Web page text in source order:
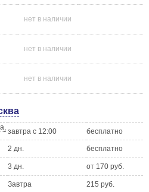
нет в наличии
нет в наличии
нет в наличии
завтра с 12:00 бесплатно
2 дн. бесплатно
3 дн. от 170 руб.
Завтра 215 руб.